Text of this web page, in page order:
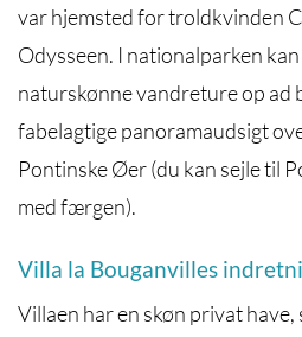
var hjemsted for troldkvinden
Odysseen. I nationalparken
naturskønne vandreture op ad
fabelagtige panoramaudsigt
Pontinske Øer (du kan sejle til
med færgen).
Villa la Bouganvilles
Villaen har en skøn privat